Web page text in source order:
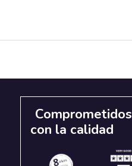
Comprometidos
con la calidad